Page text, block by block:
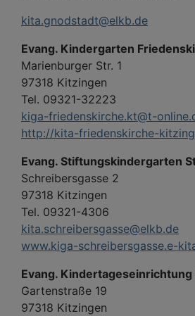
kita.gnodstadt@elkb.de
Evang. Kindergarten
Marienburger Str. 1
97318 Kitzingen
Tel. 09321-32223
kiga-friedenskirche.kt@t-
http://kita-friedenskirche-
Evang. Stiftungskindergarten
Schreibersgasse 2
97318 Kitzingen
Tel. 09321-4306
kita.schreibersgasse@elkb.de
www.kiga-schreibersgasse.e-
Evang. Kindertageseinrichtung
Gartenstraße 19
97318 Kitzingen